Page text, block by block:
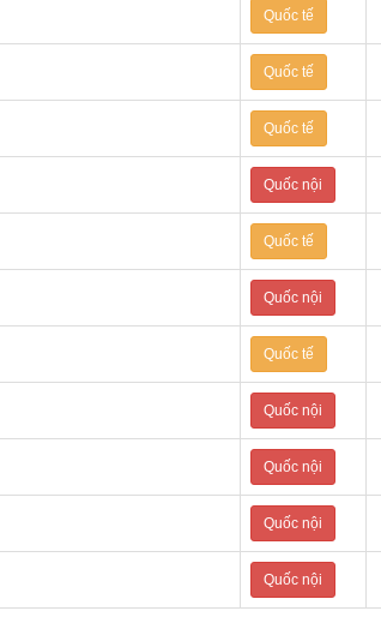
Quốc tế
Quốc tế
Quốc tế
Quốc nội
Quốc tế
Quốc nội
Quốc tế
Quốc nội
Quốc nội
Quốc nội
Quốc nội